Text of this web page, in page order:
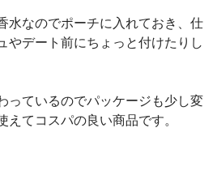
水なのでポーチに入れておき、仕
やデート前にちょっと付けたりし
っているのでパッケージも少し変
てコスパの良い商品です。